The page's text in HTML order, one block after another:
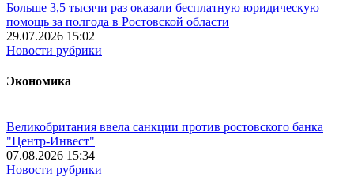
Больше 3,5 тысячи раз оказали бесплатную юридическую
помощь за полгода в Ростовской области
29.07.2026 15:02
Новости рубрики
Экономика
Великобритания ввела санкции против ростовского банка
"Центр-Инвест"
07.08.2026 15:34
Новости рубрики